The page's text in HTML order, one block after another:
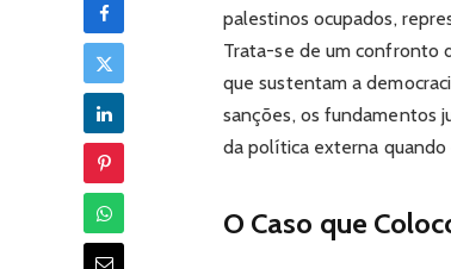
palestinos ocupados,
Trata-se de um confronto
que sustentam a
sanções, os fundamentos
da política externa
O Caso que